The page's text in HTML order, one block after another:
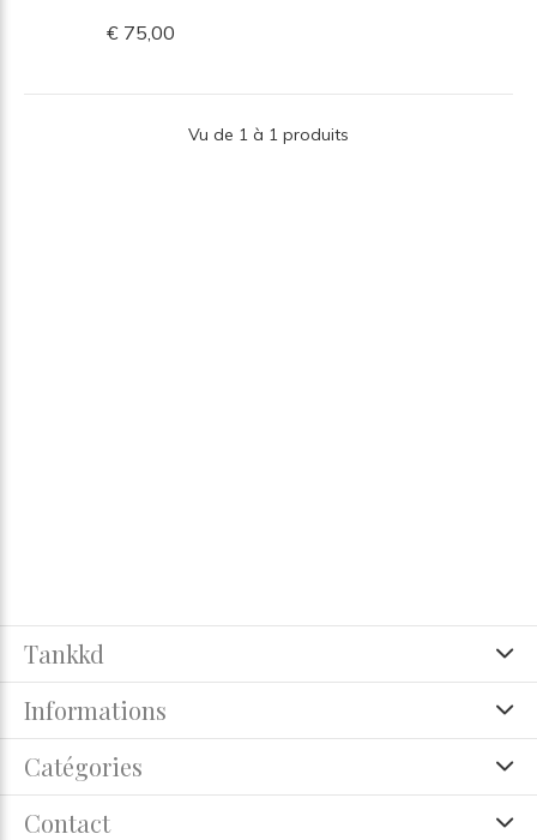
€ 75,00
Vu de 1 à 1 produits
Tankkd
Informations
Catégories
Contact